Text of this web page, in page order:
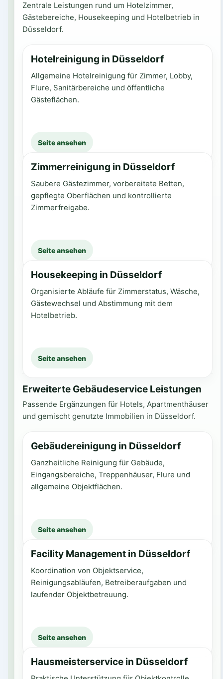
Zentrale Leistungen rund um Hotelzimmer,
Gästebereiche, Housekeeping und Hotelbetrieb in
Düsseldorf.
Hotelreinigung in Düsseldorf
Allgemeine Hotelreinigung für Zimmer, Lobby,
Flure, Sanitärbereiche und öffentliche
Gästeflächen.
Seite ansehen
Zimmerreinigung in Düsseldorf
Saubere Gästezimmer, vorbereitete Betten,
gepflegte Oberflächen und kontrollierte
Zimmerfreigabe.
Seite ansehen
Housekeeping in Düsseldorf
Organisierte Abläufe für Zimmerstatus, Wäsche,
Gästewechsel und Abstimmung mit dem
Hotelbetrieb.
Seite ansehen
Erweiterte Gebäudeservice Leistungen
Passende Ergänzungen für Hotels, Apartmenthäuser
und gemischt genutzte Immobilien in Düsseldorf.
Gebäudereinigung in Düsseldorf
Ganzheitliche Reinigung für Gebäude,
Eingangsbereiche, Treppenhäuser, Flure und
allgemeine Objektflächen.
Seite ansehen
Facility Management in Düsseldorf
Koordination von Objektservice,
Reinigungsabläufen, Betreiberaufgaben und
laufender Objektbetreuung.
Seite ansehen
Hausmeisterservice in Düsseldorf